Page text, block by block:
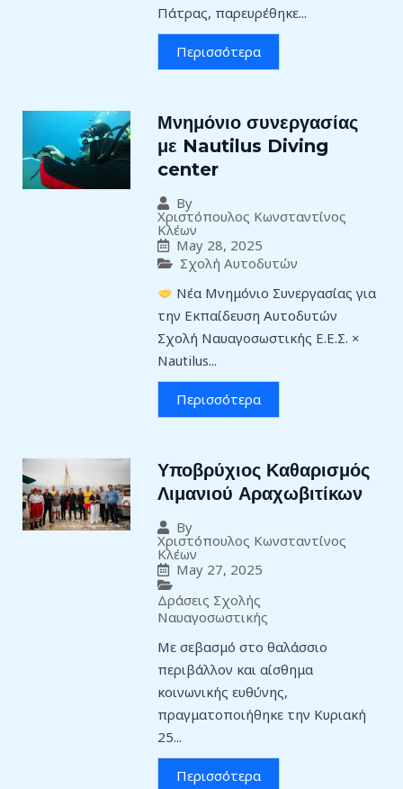
Πάτρας, παρευρέθηκε...
Περισσότερα
Μνημόνιο συνεργασίας
με Nautilus Diving
center
By
Χριστόπουλος Κωνσταντίνος
Κλέων
May 28, 2025
Σχολή Αυτοδυτών
Νέα Μνημόνιο Συνεργασίας για
την Εκπαίδευση Αυτοδυτών
Σχολή Ναυαγοσωστικής Ε.Ε.Σ. ×
Nautilus...
Περισσότερα
Υποβρύχιος Καθαρισμός
Λιμανιού Αραχωβιτίκων
By
Χριστόπουλος Κωνσταντίνος
Κλέων
May 27, 2025
Δράσεις Σχολής
Ναυαγοσωστικής
Με σεβασμό στο θαλάσσιο
περιβάλλον και αίσθημα
κοινωνικής ευθύνης,
πραγματοποιήθηκε την Κυριακή
25...
Περισσότερα